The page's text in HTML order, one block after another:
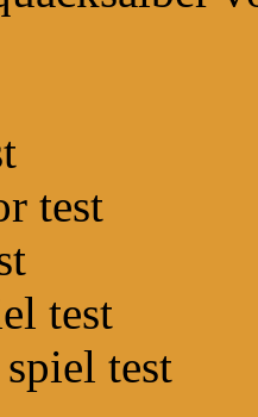
test
test
test